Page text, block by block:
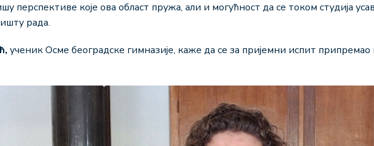
перспективе које ова област пружа, али и могућност да се током студија
рада.
ученик Осме београдске гимназије, каже да се за пријемни испит